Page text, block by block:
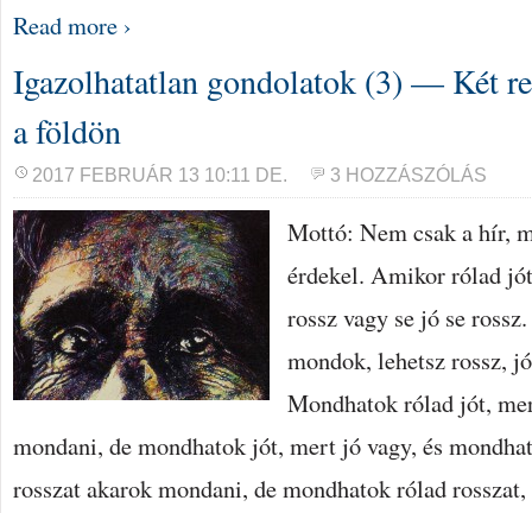
Read more ›
Igazolhatatlan gondolatok (3) — Két
a földön
2017 FEBRUÁR 13 10:11 DE. 3 HOZZÁSZÓLÁS
Mottó: Nem csak a hír,
érdekel. Amikor rólad
rossz vagy se jó se
mondok, lehetsz rossz,
Mondhatok rólad jót,
mondani, de mondhatok jót, mert jó vagy, és
rosszat akarok mondani, de mondhatok rólad